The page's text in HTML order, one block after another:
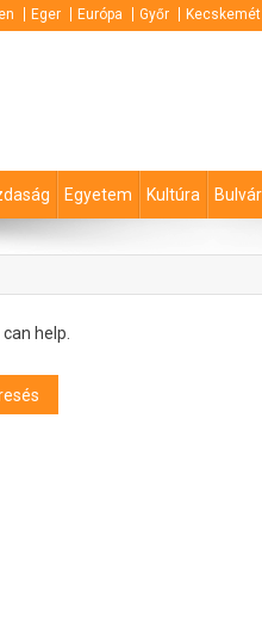
Eger Európa Győr Kecskemét
Egyetem Kultúra Bulvár
help.